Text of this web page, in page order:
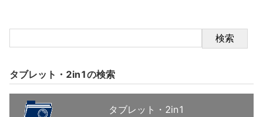
検索
タブレット・2in1の検索
タブレット・2in1